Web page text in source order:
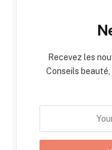
Recevez les
Conseils